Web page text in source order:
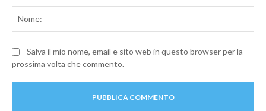
Salva il mio nome, email e sito web in questo browser per la
prossima volta che commento.